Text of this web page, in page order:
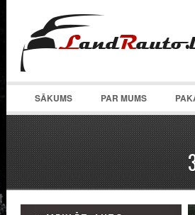
SĀKUMS PAR MUMS